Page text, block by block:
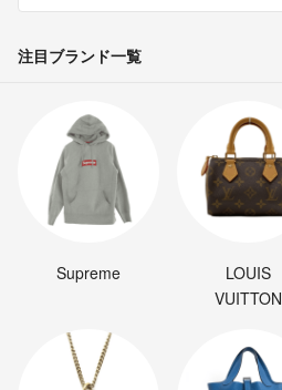
注目ブランド一覧
Supreme
LOUIS
VUITTON